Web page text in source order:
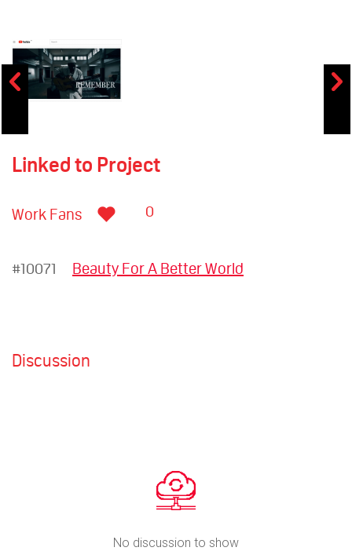
Linked to Project
Work Fans 0
#10071 Beauty For A Better World
Discussion
No discussion to show